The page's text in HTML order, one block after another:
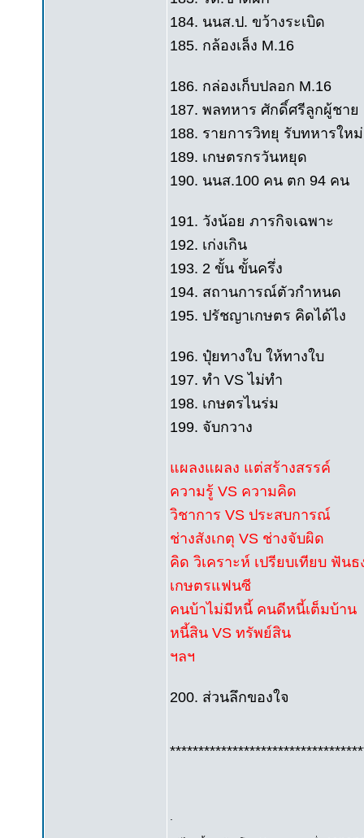
184. นนส.ป. ขว้างระเบิด
185. กล้องเล็ง M.16
186. กล่องเก็บปลอก M.16
187. พลทหาร ศักดิ์ศรีลูกผู้ชาย
188. รายการวิทยุ รับทหารใหม่
189. เกษตรกรวันหยุด
190. นนส.100 คน ตก 94 คน
191. วังน้อย ภารกิจเฉพาะ
192. เก่งเกิน
193. 2 ขั้น ขั้นครึ่ง
194. สถานการณ์ตัวกำหนด
195. ปรัชญาเกษตร คิดได้ไง
196. ปุ๋ยทางใบ ให้ทางใบ
197. ทำ VS ไม่ทำ
198. เกษตรไนร่ม
199. จับกวาง
แผลงแผลง แต่สร้างสรรค์
ความรู้ VS ความคิด
วิชาการ VS ประสบการณ์
ช่างสังเกตุ VS ช่างจับผิด
คิด วิเคราะห์ เปรียบเทียบ ฟันธ
เกษตรแฟนซี
คนบ้าไม่มีหนี้ คนดีหนี้เต็มบ้าน
หนี้สิน VS ทรัพย์สิน
ฯลฯ
200. ส่วนลึกของใจ